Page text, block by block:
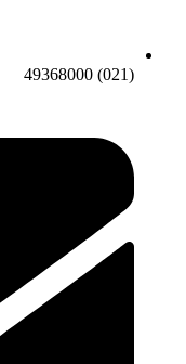
(021) 49368000